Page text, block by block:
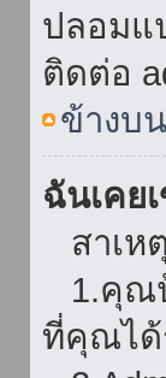
ปลอมแ
ติดต่อ
ข้างบน
ฉันเคย
สาเห
1.คุณ
ที่คุณได้